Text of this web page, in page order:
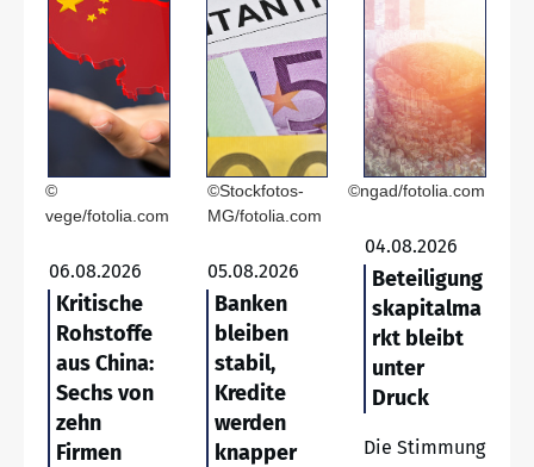
©
vege/fotolia.com
06.08.2026
Kritische
Rohstoffe
aus China:
Sechs von
zehn
Firmen
©Stockfotos-
MG/fotolia.com
05.08.2026
Banken
bleiben
stabil,
Kredite
werden
knapper
©ngad/fotolia.com
04.08.2026
Beteiligung
skapitalma
rkt bleibt
unter
Druck
Die Stimmung